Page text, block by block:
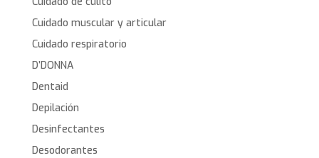
Cuidado muscular y articular
Cuidado respiratorio
D’DONNA
Dentaid
Depilación
Desinfectantes
Desodorantes